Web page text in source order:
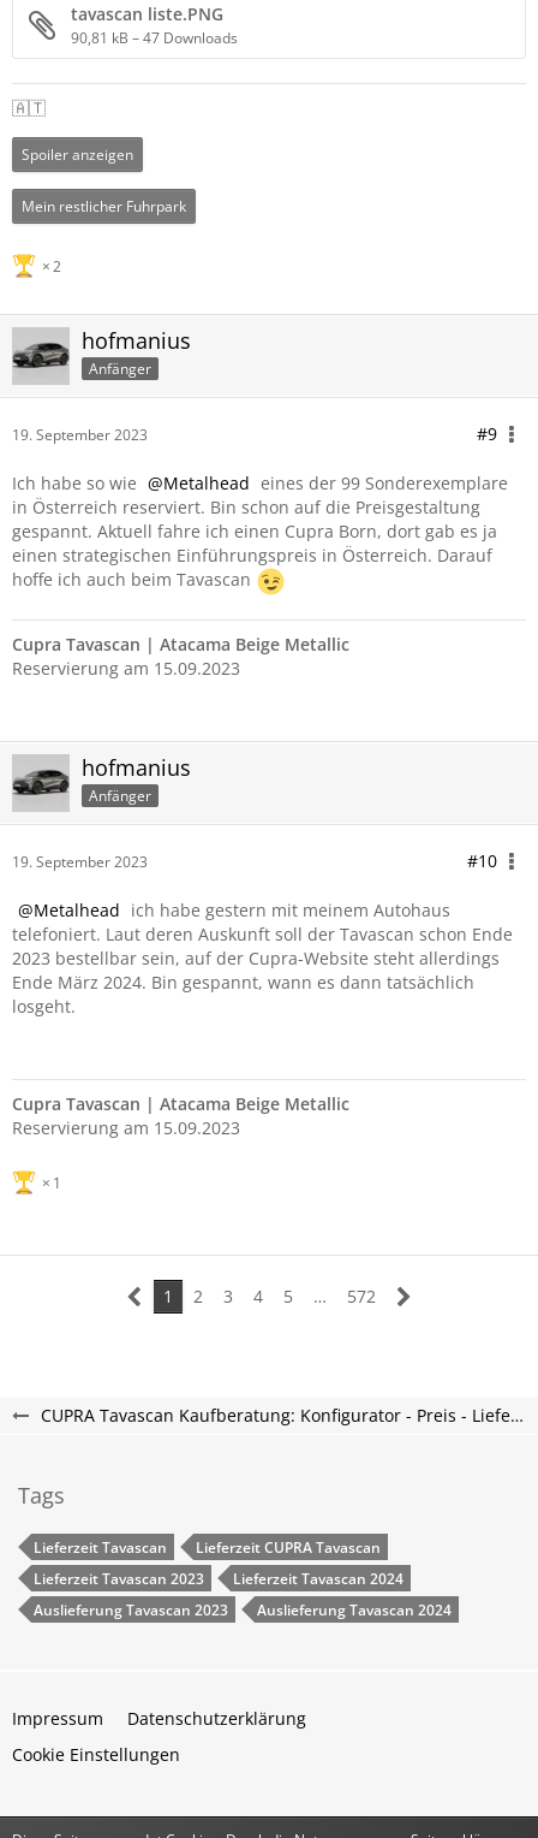
tavascan liste.PNG
90,81 kB – 47 Downloads
🇦🇹
Spoiler anzeigen
Mein restlicher Fuhrpark
2
hofmanius
Anfänger
19. September 2023 #9
Ich habe so wie Metalhead eines der 99 Sonderexemplare
in Österreich reserviert. Bin schon auf die Preisgestaltung
gespannt. Aktuell fahre ich einen Cupra Born, dort gab es ja
einen strategischen Einführungspreis in Österreich. Darauf
hoffe ich auch beim Tavascan
Cupra Tavascan | Atacama Beige Metallic
Reservierung am 15.09.2023
hofmanius
Anfänger
19. September 2023 #10
Metalhead ich habe gestern mit meinem Autohaus
telefoniert. Laut deren Auskunft soll der Tavascan schon Ende
2023 bestellbar sein, auf der Cupra-Website steht allerdings
Ende März 2024. Bin gespannt, wann es dann tatsächlich
losgeht.
Cupra Tavascan | Atacama Beige Metallic
Reservierung am 15.09.2023
1
1 2 3 4 5 … 572
CUPRA Tavascan Kaufberatung: Konfigurator - Preis - Lieferzeit - Tavascan Forum
Tags
Lieferzeit Tavascan
Lieferzeit CUPRA Tavascan
Lieferzeit Tavascan 2023
Lieferzeit Tavascan 2024
Auslieferung Tavascan 2023
Auslieferung Tavascan 2024
Impressum
Datenschutzerklärung
Cookie Einstellungen